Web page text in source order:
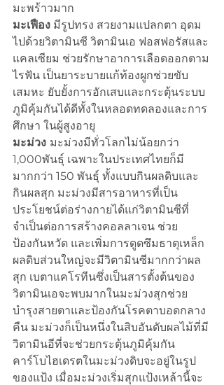
มะพร้าวมาก
มะเฟือง มีรูปทรง สวยงามแปลกตา อุดม
ไปด้วยวิตามินซี วิตามินเอ ฟอสฟอรัสและ
แคลเซียม ช่วยรักษาอาการเลือดออกตาม
ไรฟัน เป็นยาระบายแก้ท้องผูกช่วยขับ
เสมหะ ยับยั้งการอักเสบและกระตุ้นระบบ
ภูมิคุ้มกันได้ดีทั้งในหลอดทดลองและการ
ศึกษา ในผู้สูงอายุ
มะม่วง มะม่วงมีทั่วโลกไม่น้อยกว่า
1,000พันธุ์ เฉพาะในประเทศไทยก็มี
มากกว่า 150 พันธุ์ ทั้งแบบกินผลดิบและ
กินผลสุก มะม่วงมีสารอาหารที่เป็น
ประโยชน์ต่อร่างกายได้แก่วิตามินซีที่
จำเป็นต่อการสร้างคอลลาเจน ช่วย
ป้องกันหวัด และเพิ่มการดูดซึมธาตุเหล็ก
ผลดิบส่วนใหญ่จะมีวิตามินซีมากกว่าผล
สุก เบตาแคโรทีนซึ่งเป็นสารตั้งต้นของ
วิตามินเอจะพบมากในมะม่วงสุกช่วย
บำรุงสายตาและป้องกันโรคตาบอดกลาง
คืน มะม่วงก็เป็นหนึ่งในสิบอันดับผลไม้ที่มี
วิตามินอีที่จะช่วยกระตุ้นภูมิคุ้มกัน
คาร์โบไฮเดรตในมะม่วงดิบจะอยู่ในรูป
ของแป้ง เมื่อมะม่วงเริ่มสุกแป้งเหล้านี้จะ